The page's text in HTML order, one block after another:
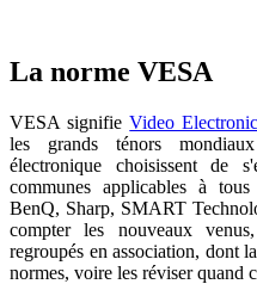
La norme VESA
VESA signifieVideo
les grands ténors
électronique choisissent de
communes applicables à
BenQ, Sharp, SMART
compter les nouveaux
regroupés en association, dont
normes, voire les réviser quand